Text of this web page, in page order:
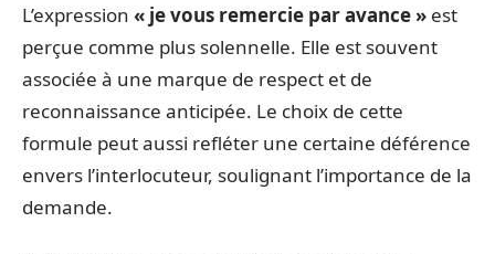
L’expression « je vous remercie par avance » est
perçue comme plus solennelle. Elle est souvent
associée à une marque de respect et de
reconnaissance anticipée. Le choix de cette
formule peut aussi refléter une certaine déférence
envers l’interlocuteur, soulignant l’importance de la
demande.